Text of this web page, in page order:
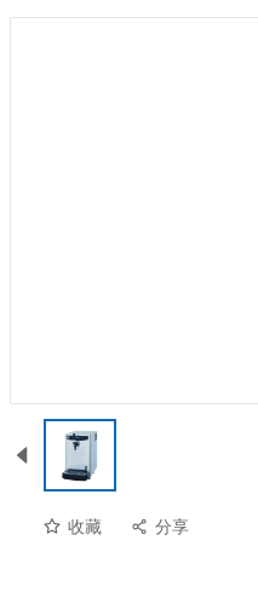
收藏 分享